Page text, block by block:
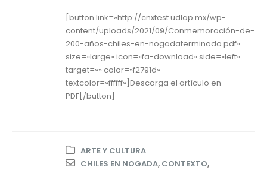
[button link=»http://cnxtest.udlap.mx/wp-
content/uploads/2021/09/Conmemoración-de-
200-años-chiles-en-nogadaterminado.pdf»
size=»large» icon=»fa-download» side=»left»
target=»» color=»f2791d»
textcolor=»ffffff»]Descarga el artículo en
PDF[/button]
ARTE Y CULTURA
CHILES EN NOGADA, CONTEXTO,